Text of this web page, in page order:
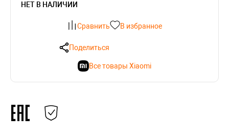
НЕТ В НАЛИЧИИ
Сравнить В избранное
Поделиться
Все товары Xiaomi